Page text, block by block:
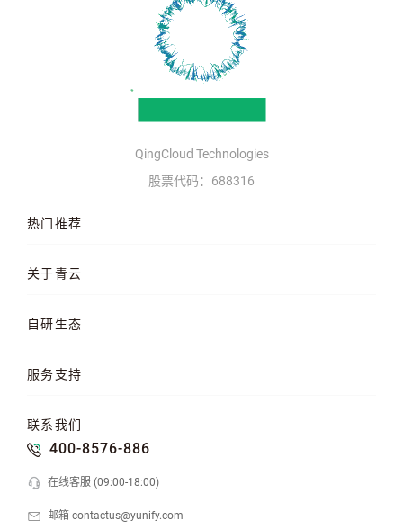
QingCloud Technologies
股票代码：688316
热门推荐
QKE 容器引擎
关于青云
品牌理念
自研生态
云易捷
服务支持
API 中心
联系我们
400-8576-886
在线客服 (09:00-18:00)
邮箱 contactus@yunify.com